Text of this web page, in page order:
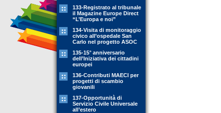
133-Registrato al tribunale
il Magazine Europe Direct
“L’Europa e noi”
134-Visita di monitoraggio
civico all’ospedale San
Carlo nel progetto ASOC
135-15° anniversario
dell’Iniziativa dei cittadini
europei
136-Contributi MAECI per
progetti di scambio
giovanili
137-Opportunità di
Servizio Civile Universale
all’estero